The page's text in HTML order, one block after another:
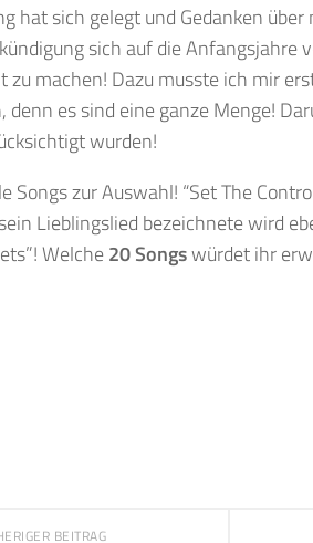
hat sich gelegt und Gedanken
sich auf die Anfangsjahre
zu machen! Dazu musste ich mir
es sind eine ganze Menge!
wurden!
Songs zur Auswahl! “Set The
Lieblingslied bezeichnete wird
Welche20 Songswürdet ihr
BEITRAG